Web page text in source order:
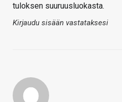
tuloksen suuruusluokasta.
Kirjaudu sisään vastataksesi